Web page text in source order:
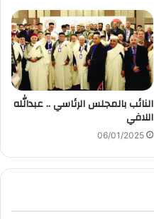
النائب بالمجلس الرئاسي .. عبدالله
اللافي
06/01/2025